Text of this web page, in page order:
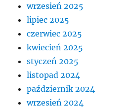
wrzesień 2025
lipiec 2025
czerwiec 2025
kwiecień 2025
styczeń 2025
listopad 2024
październik 2024
wrzesień 2024